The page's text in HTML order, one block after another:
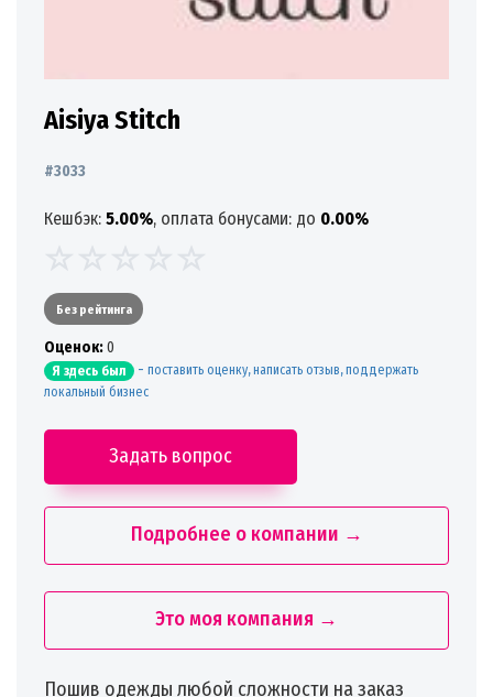
Aisiya Stitch
#3033
Кешбэк: 5.00%, оплата бонусами: до 0.00%
Без рейтинга
Oценок:0
Я здесь был - поставить оценку, написать отзыв, поддержать
локальный бизнес
Задать вопрос
Подробнее о компании →
Это моя компания →
Пошив одежды любой сложности на заказ